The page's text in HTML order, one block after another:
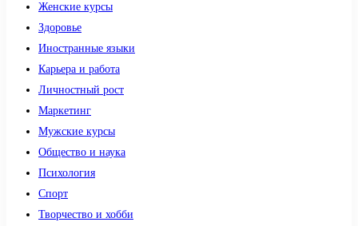
Женские курсы
Здоровье
Иностранные языки
Карьера и работа
Личностный рост
Маркетинг
Мужские курсы
Общество и наука
Психология
Спорт
Творчество и хобби